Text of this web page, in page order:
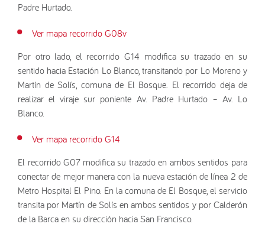
Padre Hurtado.
Ver mapa recorrido G08v
Por otro lado, el recorrido G14 modifica su trazado en su
sentido hacia Estación Lo Blanco, transitando por Lo Moreno y
Martín de Solís, comuna de El Bosque. El recorrido deja de
realizar el viraje sur poniente Av. Padre Hurtado – Av. Lo
Blanco.
Ver mapa recorrido G14
El recorrido G07 modifica su trazado en ambos sentidos para
conectar de mejor manera con la nueva estación de línea 2 de
Metro Hospital El Pino. En la comuna de El Bosque, el servicio
transita por Martín de Solís en ambos sentidos y por Calderón
de la Barca en su dirección hacia San Francisco.